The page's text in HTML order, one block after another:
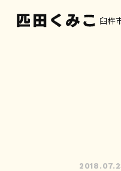
臼杵